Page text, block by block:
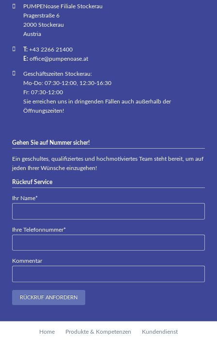
PUMPENoase Filiale Stockerau
Pragerstraße 6
2000 Stockerau
Austria
T:+43 2266 21400
E: office@pumpenoase.at
Geschäftszeiten Stockerau:
Mo-Do: 07:30-12:00, 12:30-16:30
Fr: 07:30-12:00
Sie erreichen uns in dringenden Fällen auch außerhalb der
Öffnungszeiten!
Gehen Sie auf Nummer sicher!
Ein geschultes, qualifiziertes und hochmotiviertes Team steht bereit, um auf
jeden Ihrer Wünsche einzugehen!
Rückruf Service
Pflichtfeld
Ihr Name*
Pflichtfeld
Ihre Telefonnummer*
Kommentar
RÜCKRUF ANFORDERN
Home Produkte & Kompetenzen Kundendienst